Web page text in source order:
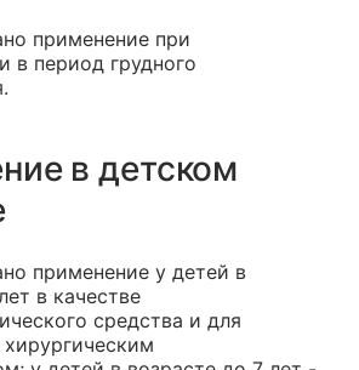
применение при
в период грудного
в детском
применение у детей в
в качестве
средства и для